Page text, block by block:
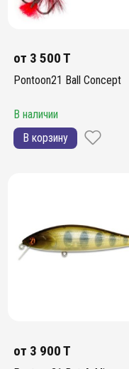
от 3 500 T
Pontoon21 Ball Concept
В наличии
В корзину
от 3 900 T